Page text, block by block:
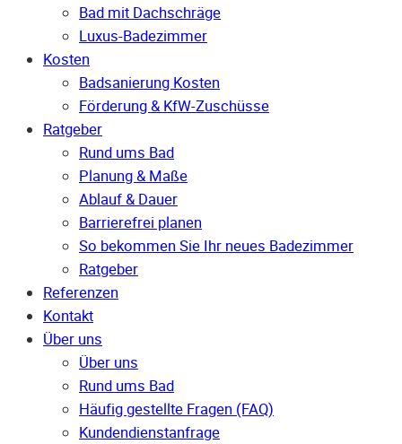
Bad mit Dachschräge
Luxus-Badezimmer
Kosten
Badsanierung Kosten
Förderung & KfW-Zuschüsse
Ratgeber
Rund ums Bad
Planung & Maße
Ablauf & Dauer
Barrierefrei planen
So bekommen Sie Ihr neues Badezimmer
Ratgeber
Referenzen
Kontakt
Über uns
Über uns
Rund ums Bad
Häufig gestellte Fragen (FAQ)
Kunden­dienst­anfrage